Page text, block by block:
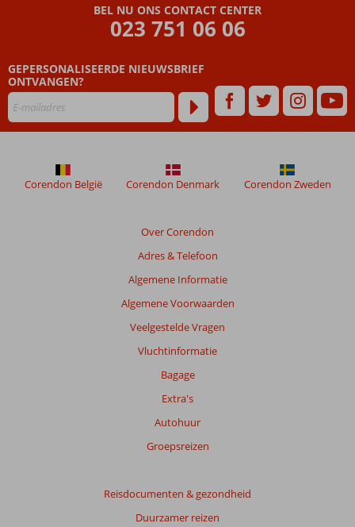
na
hun
verblijf
in
Green
BEL NU ONS CONTACT CENTER
023 751 06 06
GEPERSONALISEERDE NIEUWSBRIEF
ONTVANGEN?
Over Corendon
Adres & Telefoon
Algemene Informatie
Algemene Voorwaarden
Veelgestelde Vragen
Vluchtinformatie
Bagage
Extra's
Autohuur
Groepsreizen
Reisdocumenten & gezondheid
Duurzamer reizen
Corendon België Corendon Denmark Corendon Zweden